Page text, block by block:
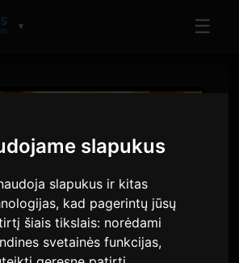
slapukus
slapukus ir kitas
kad pagerintų jūsų
šiais tikslais: norėdami
svetainės funkcijas,
▼ ☰